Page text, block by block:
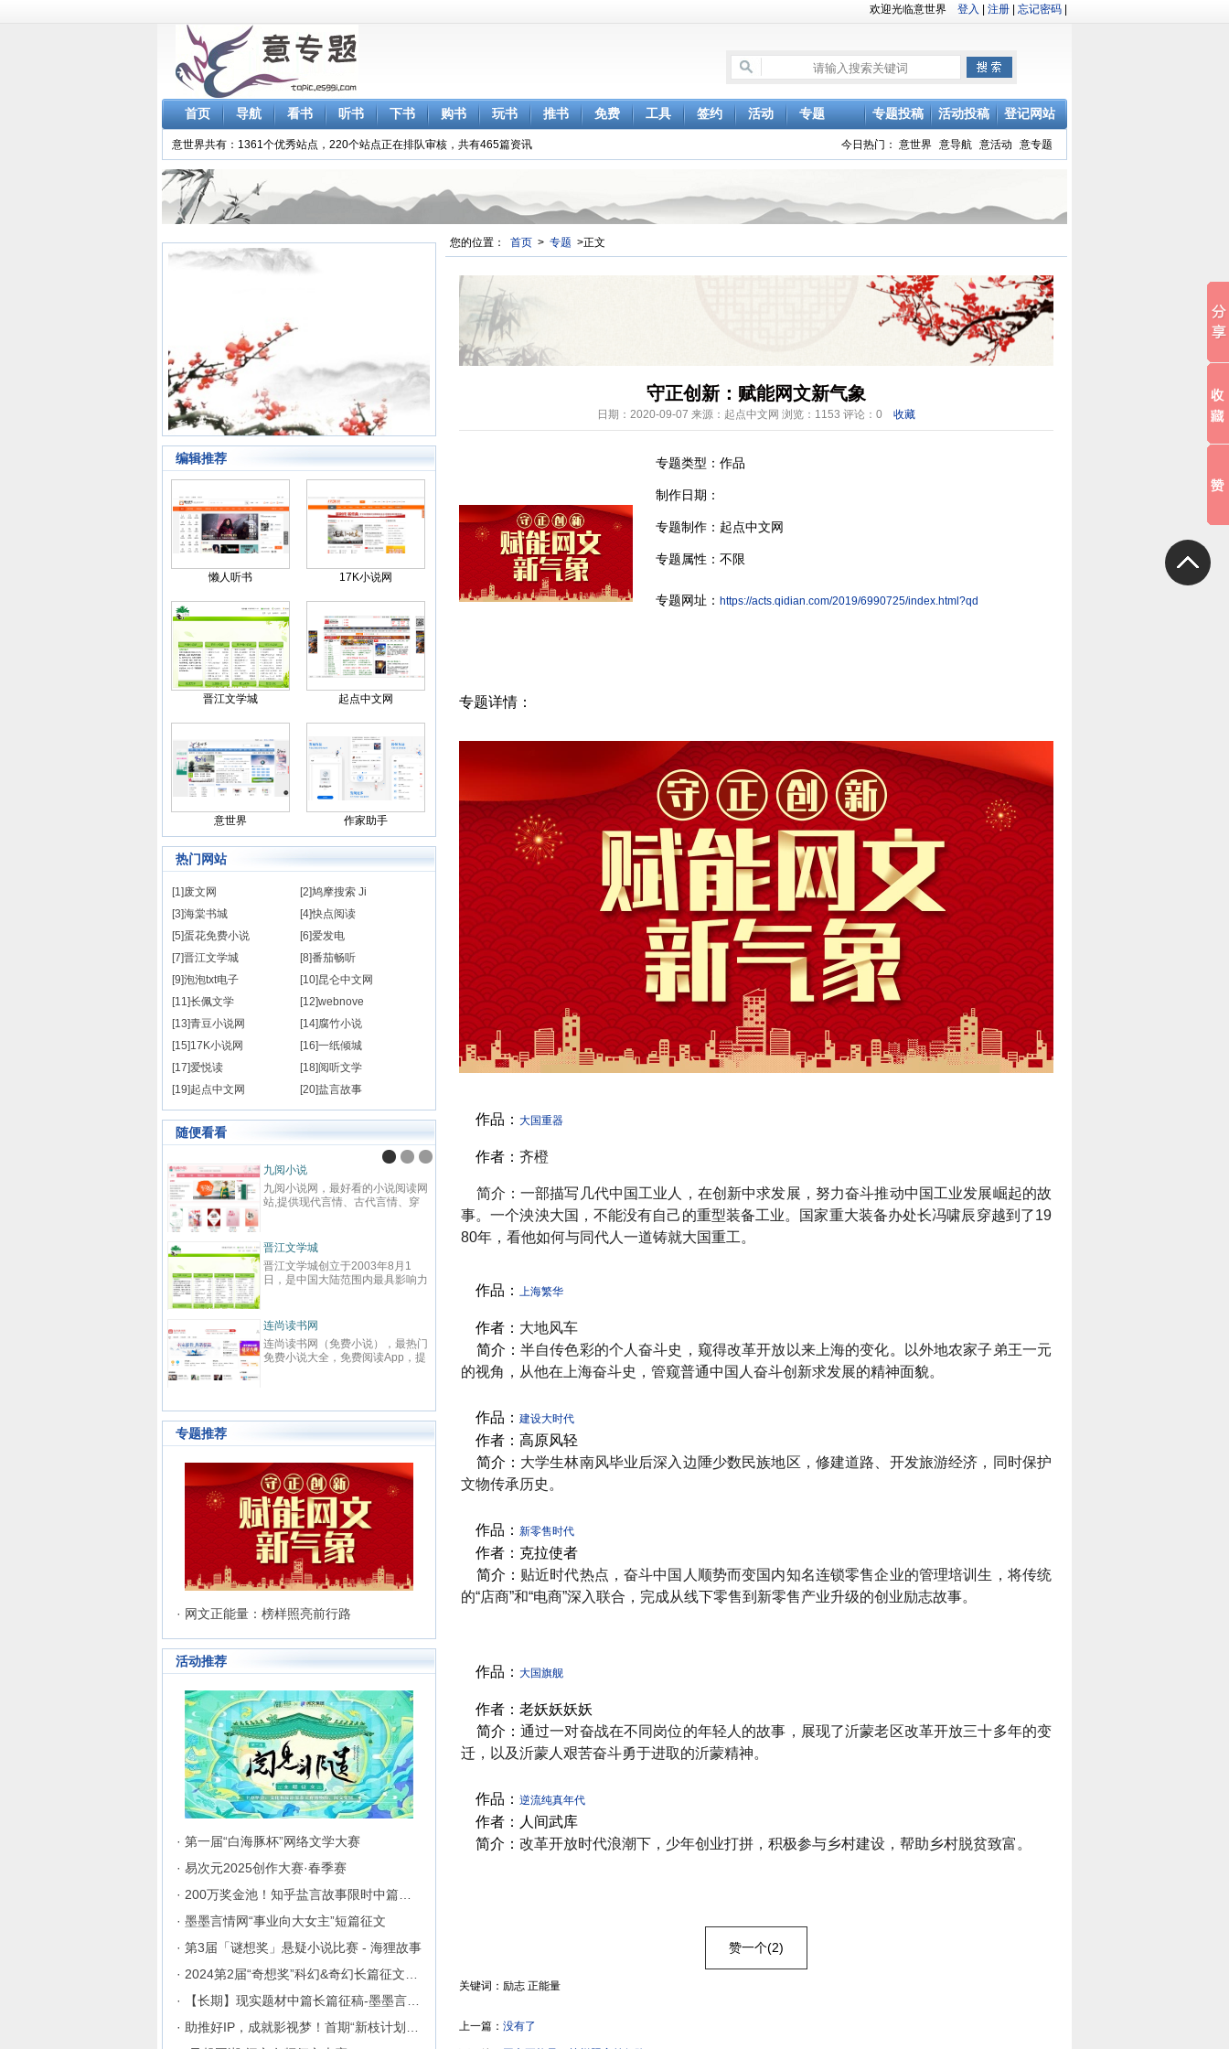
欢迎光临意世界 登入 注册 忘记密码
首页 导航 看书 听书 登记网站
活动投稿
专题投稿
下书 购书 玩书 推书 免费 工具 签约 活动 专题
意世界共有：1361个优秀站点，220个站点正在排队审核，共有465篇资讯 今日热门： 意世界 意导航 意活动 意专题
编辑推荐
懒人听书 17K小说网
晋江文学城 起点中文网
意世界 作家助手
热门网站
[1]废文网
[2]鸠摩搜索 Ji
[3]海棠书城
[4]快点阅读
[5]蛋花免费小说
[6]爱发电
[7]晋江文学城
[8]番茄畅听
[9]泡泡txt电子
[10]昆仑中文网
[11]长佩文学
[12]webnove
[13]青豆小说网
[14]腐竹小说
[15]17K小说网
[16]一纸倾城
[17]爱悦读
[18]阅听文学
[19]起点中文网
[20]盐言故事
随便看看
九阅小说
九阅小说网，最好看的小说阅读网
站,提供现代言情、古代言情、穿
强、免费小说等在线阅读。每日最
快更新,页面简洁,访问速度快
纵横中文网成立于2008年9月，是
百度文学旗下的大型中文原创阅读
网站，坚持原创精品的建站理念，
致力于本土优秀文化的传承、革
鼎、激扬与全球化扩展，力求打造
与史诗级作品的产生，推动中华文
化软力量的崛兴。纵横中文网拥
优秀品牌与资源，深入贯穿线上阅
读，线下出版、动漫改编、游戏改
编、影视改编等整条文化产业链。
经过多年努力，纵横中文网取得了
显著的成绩，书库存量超过16万
创文学类专业网站。
17K小说网创建于2006年，是中
国数字出版领导者——中文在线旗
下，集创作、阅读于一体的国内领
机构。作为旗下网站，17K小说网
以“让每个人都享受创作的乐趣”为
使命，以“成就与共赢”为价值观，
目前已拥有网络作者超过40W，
晋江文学城
晋江文学城创立于2003年8月1
日，是中国大陆范围内最具影响力
耽美、爱情等原创网络小说而著
名。 截止到2015年3月31日，晋
江文学城拥有在线作品177万余
部，穿越、言情、影视、都市爱
的这种不落窠臼的行事作风也在行
和两万余名签约作者在这个平台上
日更不辍，为广大网络文学爱好者
献上了一部又一部可以堪称经典的
网络文学著作。其中得以出版作品
的作者达到3000人，每天有近1万
新用户注册、750部新作品诞生，
两本新书被成功代理出版，上百部
作品签约影视，过万部作品引入手
机分销渠道，其口碑卓著的良心服
立起极高声望。 历经十二年的风
雨，晋江文学城已经从一个简单的
文学爱好者的集散地快速且稳健地
成长为行业内的翘楚，为1300万
来自不同地区和国家的注册用户突
破地区、种族、语言和国家的障碍
聚集在这里的网络文学同好们构建
起创作交流与沟通的平台。
起点中文网
创文学网站，隶属于国内最大的数
下。起点中文网以推动中国原创文
学事业为宗旨，长期致力于原创文
学作者的挖掘与培养，并取得了巨
大成果
选优质和潜力小说网站，用全面及
时、见地独到的资讯信息，贴合需
求、操作便捷的使用体验；内容丰
连尚读书网
连尚读书网（免费小说），最热门
免费小说大全，免费阅读App，提
红袖添香
红袖添香网创办于1999年8月，是
全球领先的女性文学数字版权运营
商之一，中文女性阅读第一品牌。
准的原创书库。红袖添香为超过
240万注册用户提供涵盖小说、散
文、杂文、诗歌、歌词、剧本、日
记等体裁的高品质创作和阅读服
务，在言情、职场小说等女性文学
写作及出版领域独占高地。网站拥
有长、短篇原创作品总量超过192
潇湘书院一直以做中国最好的女生
原创网站为目标，立志为广大的原
创作者提供一个公平、公正，健康
专题推荐
· 网文正能量：榜样照亮前行路
活动推荐
· 第一届“白海豚杯”网络文学大赛
· 易次元2025创作大赛·春季赛
· 墨墨言情网“事业向大女主”短篇征文
· 第3届「谜想奖」悬疑小说比赛 - 海狸故事
您的位置： 首页 > 专题 >正文
守正创新：赋能网文新气象
日期：2020-09-07 来源：起点中文网 浏览： 1153 评论：0 收藏
专题类型：作品
制作日期：
专题制作：起点中文网
专题属性：不限
专题网址： https://acts.qidian.com/2019/6990725/index.html?qd
专题详情：
作品： 大国重器
作者： 齐橙
简介：一部描写几代中国工业人，在创新中求发展，努力奋斗推动中国工业发展崛起的故
事。一个泱泱大国，不能没有自己的重型装备工业。国家重大装备办处长冯啸辰穿越到了19
80年，看他如何与同代人一道铸就大国重工。
作品： 上海繁华
作者： 大地风车
简介： 半自传色彩的个人奋斗史，窥得改革开放以来上海的变化。
以外地农家子弟王一元
的视角，从他在上海奋斗史，管窥普通中国人奋斗创新求发展的精神面貌。
作品： 建设大时代
作者：高原风轻
简介： 大学生林南风毕业后深入边陲少数民族地区，修建道路、开发旅游经济，同时保护
文物传承历史。
作品： 新零售时代
作者：克拉使者
简介： 贴近时代热点，奋斗中国人顺势而变国内知名连锁零售企业的管理培训生，将传统
的“店商”和“电商”深入联合，完成从线下零售到新零售产业升级的创业励志故事。
作品： 大国旗舰
作者：老妖妖妖妖
简介： 通过一对奋战在不同岗位的年轻人的故事，展现了沂蒙老区改革开放三十多年的变
迁，以及沂蒙人艰苦奋斗勇于进取的沂蒙精神。
作品： 逆流纯真年代
作者：人间武库
简介： 改革开放时代浪潮下，少年创业打拼，积极参与乡村建设，帮助乡村脱贫致富。
赞一个(2)
关键词：励志 正能量
上一篇： 没有了